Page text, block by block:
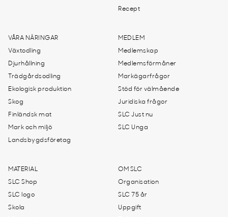
Recept
VÅRA NÄRINGAR
Växtodling
Djurhållning
Trädgårdsodling
Ekologisk produktion
Skog
Finländsk mat
Mark och miljö
Landsbygdsföretag
MEDLEM
Medlemskap
Medlemsförmåner
Markägarfrågor
Stöd för välmående
Juridiska frågor
SLC Just nu
SLC Unga
MATERIAL
SLC Shop
SLC logo
Skola
OM SLC
Organisation
SLC 75 år
Uppgift